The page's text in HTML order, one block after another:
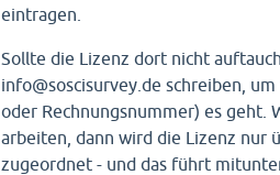
eintragen.
Sollte die Lizenz dort nicht
info@soscisurvey.de schreiben,
oder Rechnungsnummer) es geht.
arbeiten, dann wird die Lizenz nur
zugeordnet - und das führt